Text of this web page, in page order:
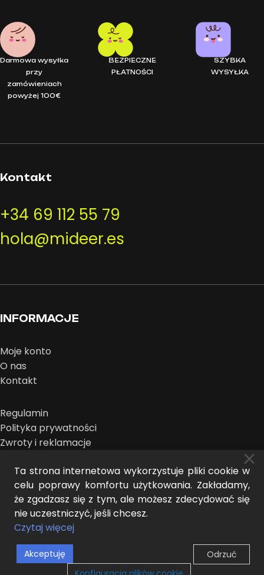
Darmowa wysyłka
przy
zamówieniach
powyżej 100€
BEZPIECZNE
PŁATNOŚCI
SZYBKA
WYSYŁKA
Kontakt
+34 69 112 55 79
hola@mideer.es
INFORMACJE
Moje konto
O nas
Kontakt
Regulamin
Polityka prywatności
Zwroty i reklamacje
MIDEER © 2025 | design:
Ta strona internetowa wykorzystuje pliki cookie w
celu poprawy komfortu użytkowania. Zakładamy,
że zgadzasz się z tym, ale możesz zdecydować się
nie uczestniczyć, jeśli chcesz.
Czytaj więcej
Akceptuję
Odrzuć
0